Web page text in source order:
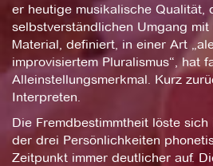
er heutige musikalische Qualität,
selbstverständlichen Umgang
Material, definiert, in einer Art
improvisiertem Pluralismus“, hat
Alleinstellungsmerkmal. Kurz
Interpreten.
Die Fremdbestimmtheit löste
der drei Persönlichkeiten
Zeitpunkt immer deutlicher auf.